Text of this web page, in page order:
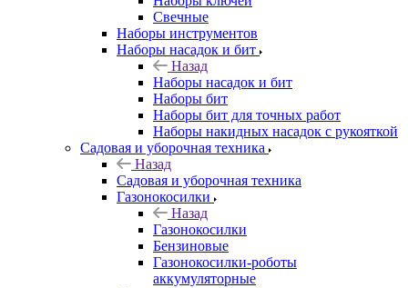
Свечные
Наборы инструментов
Наборы насадок и бит
Назад
Наборы насадок и бит
Наборы бит
Наборы бит для точных работ
Наборы накидных насадок с рукояткой
Садовая и уборочная техника
Назад
Садовая и уборочная техника
Газонокосилки
Назад
Газонокосилки
Бензиновые
Газонокосилки-роботы
аккумуляторные